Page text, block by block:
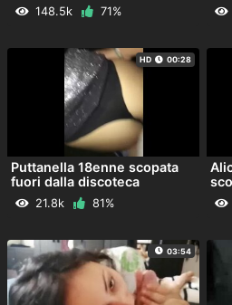
148.5k 71%
HD 00:28
Puttanella 18enne scopata
fuori dalla discoteca
21.8k 81%
03:54